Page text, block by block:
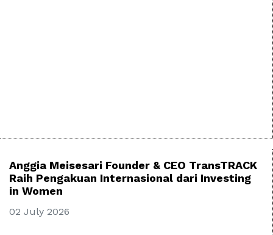
Anggia Meisesari Founder & CEO TransTRACK
Raih Pengakuan Internasional dari Investing
in Women
02 July 2026